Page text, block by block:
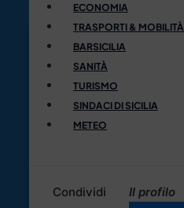
ECONOMIA
TRASPORTI & MOBILITÀ
BARSICILIA
SANITÀ
TURISMO
SINDACI DI SICILIA
METEO
Condividi Il profilo